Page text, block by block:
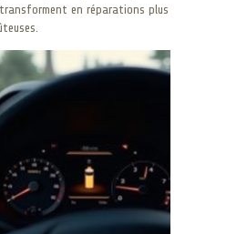
en réparations plus